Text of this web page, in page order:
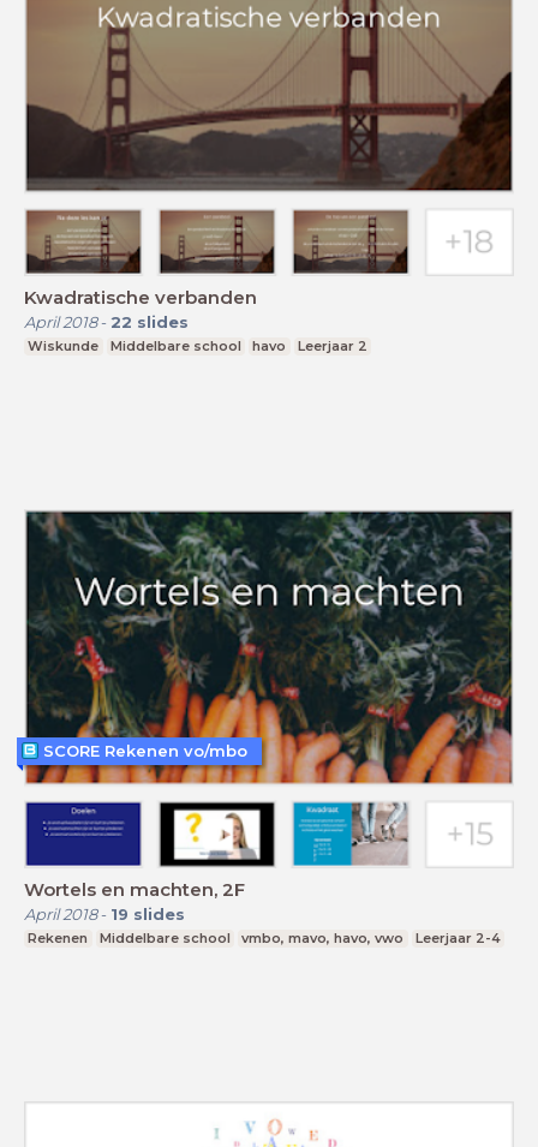
Kwadratische verbanden
April 2018- 22 slides
Wiskunde Middelbare school havo Leerjaar 2
Wortels en machten, 2F
April 2018- 19 slides
Rekenen Middelbare school vmbo, mavo, havo, vwo Leerjaar 2-4
SCORE Rekenen vo/mbo